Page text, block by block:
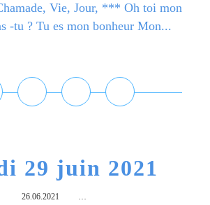
Vie, Jour, *** Oh toi mon
-tu ? Tu es mon bonheur Mon...
29 juin 2021
26.06.2021 …